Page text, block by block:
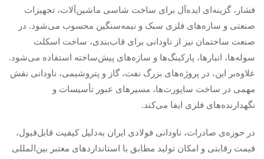
فشار، گزینه‌ای ایده‌آل برای ساخت شاسی ماشین‌آلات، تجهیزات
صنعتی و سازه‌های فلزی سبک و نیمه‌سنگین محسوب می‌شود. در
صنعت ساختمان نیز از ناودانی برای قاب‌بندی، ساخت اسکلت
سوله‌ها، انبارها، پارکینگ‌ها و سازه‌های پیش‌ساخته استفاده می‌شود.
علاوه‌بر این، در پروژه‌های بزرگ نفت، گاز و پتروشیمی، ناودانی نقش
مهمی در ساخت ساپورت‌ها، مسیرهای عبور تأسیسات و
نگهدارنده‌های فلزی ایفا می‌کند.
در حوزه‌ی صادرات، ناودانی فولادی ایران به‌دلیل کیفیت قابل‌قبول،
قیمت رقابتی و امکان تولید مطابق با استانداردهای معتبر بین‌المللی